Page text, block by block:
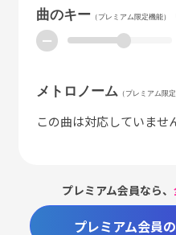
曲のキー（プレミアム限定機能）
ー
メトロノーム （プレミアム限定
この曲は対応していませ
プレミアム会員なら、
プレミアム会員